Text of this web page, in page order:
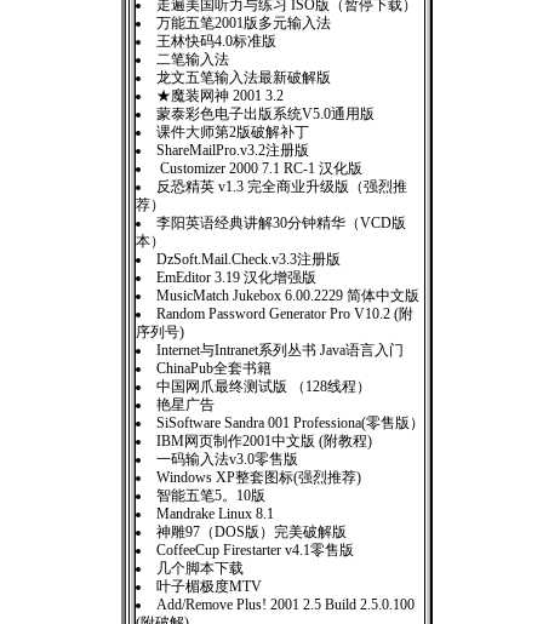
走遍美国听力与练习 ISO版（暂停下载）
万能五笔2001版多元输入法
王林快码4.0标准版
二笔输入法
龙文五笔输入法最新破解版
★魔装网神 2001 3.2
蒙泰彩色电子出版系统V5.0通用版
课件大师第2版破解补丁
ShareMailPro.v3.2注册版
Customizer 2000 7.1 RC-1 汉化版
反恐精英 v1.3 完全商业升级版（强烈推
荐）
李阳英语经典讲解30分钟精华（VCD版
本）
DzSoft.Mail.Check.v3.3注册版
EmEditor 3.19 汉化增强版
MusicMatch Jukebox 6.00.2229 简体中文版
Random Password Generator Pro V10.2 (附
序列号)
Internet与Intranet系列丛书 Java语言入门
ChinaPub全套书籍
中国网爪最终测试版 （128线程）
艳星广告
SiSoftware Sandra 001 Professiona(零售版）
IBM网页制作2001中文版 (附教程)
一码输入法v3.0零售版
Windows XP整套图标(强烈推荐)
智能五笔5。10版
Mandrake Linux 8.1
神雕97（DOS版）完美破解版
CoffeeCup Firestarter v4.1零售版
几个脚本下载
叶子楣极度MTV
Add/Remove Plus! 2001 2.5 Build 2.5.0.100